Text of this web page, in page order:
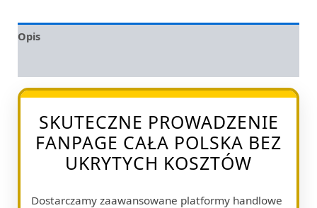
Opis
SKUTECZNE PROWADZENIE
FANPAGE CAŁA POLSKA BEZ
UKRYTYCH KOSZTÓW
Dostarczamy zaawansowane platformy handlowe